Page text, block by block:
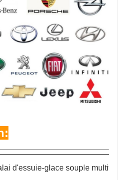
d'essuie-glace souple